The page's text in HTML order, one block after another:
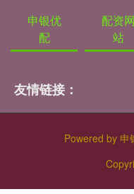
申银优
配
配资网
站
友情链接：
Powered by 申